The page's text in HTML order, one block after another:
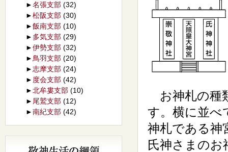
お神札の種
す。横に並べ
神札である神
氏神さまのお
►名張支部 (32)
►松阪支部 (30)
►飯南支部 (10)
► 多気支部 (29)
►伊勢支部 (32)
► 鳥羽支部 (20)
►志摩支部 (24)
► 度会支部 (42)
►北牟婁支部 (10)
► 尾鷲支部 (12)
►南紀支部 (42)